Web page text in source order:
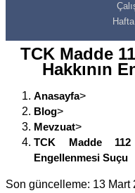
TCK Madde
Hakkının
Anasayfa>
Blog>
Mevzuat>
TCK Madde
Engellenmesi Suçu
Son güncelleme: 13 Mart